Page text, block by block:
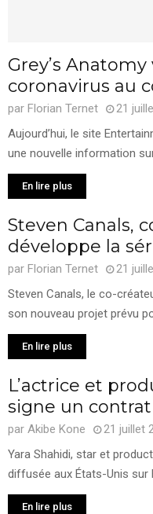
Grey’s
coronavirus au
par Florian Ternet
21
Aujourd’hui, le site
une nouvelle information
En lire plus
Steven Canals,
développe la
par Florian Ternet
21
Steven Canals, le co-
son nouveau projet prévu
En lire plus
L’actrice et
signe un contrat
par Akibe Kone
21 juillet
Yara Shahidi, star et
diffusée aux États-Unis sur
En lire plus